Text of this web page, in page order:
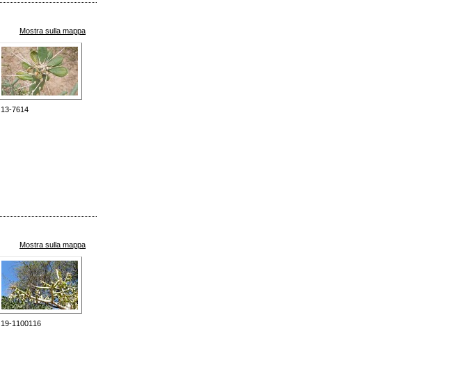
Mostra sulla mappa
13-7614
Mostra sulla mappa
19-1100116